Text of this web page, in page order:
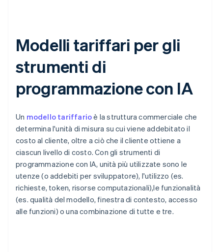
Modelli tariffari per gli
strumenti di
programmazione con IA
Un modello tariffarioè la struttura commerciale che
determina l'unità di misura su cui viene addebitato il
costo al cliente, oltre a ciò che il cliente ottiene a
ciascun livello di costo. Con gli strumenti di
programmazione con IA, unità più utilizzate sono le
utenze (o addebiti per sviluppatore), l'utilizzo (es.
richieste, token, risorse computazionali),le funzionalità
(es. qualità del modello, finestra di contesto, accesso
alle funzioni) o una combinazione di tutte e tre.